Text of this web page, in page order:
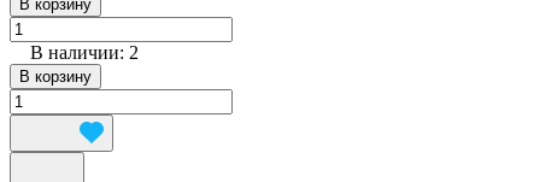
В корзину
В наличии: 2
В корзину